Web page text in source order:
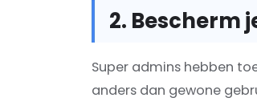
2. Bescherm
Super admins hebben
anders dan gewone